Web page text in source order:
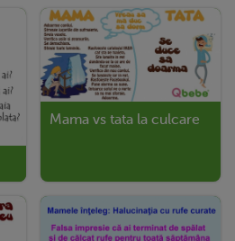
Mama vs tata la culcare